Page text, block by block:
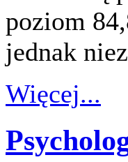
poziom
jednak
Więcej...